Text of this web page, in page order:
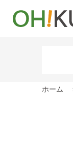
ホーム